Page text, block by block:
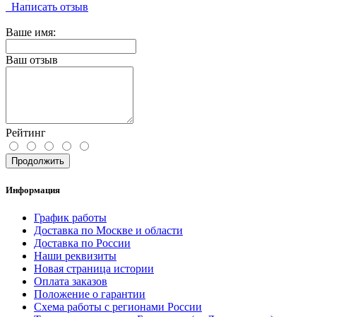
Написать отзыв
Ваше имя:
Ваш отзыв
Рейтинг
Продолжить
Информация
График работы
Доставка по Москве и области
Доставка по России
Наши реквизиты
Новая страница истории
Оплата заказов
Положение о гарантии
Схема работы с регионами России